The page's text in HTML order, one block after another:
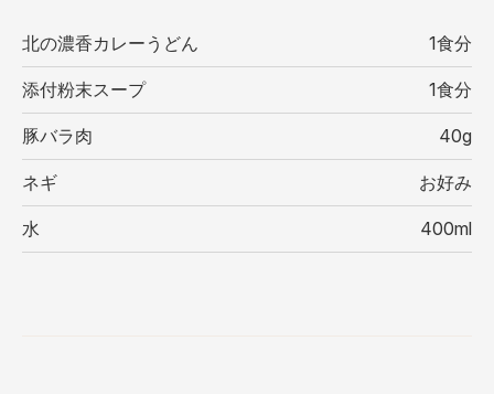
北の濃香カレーうどん 1食分
添付粉末スープ 1食分
豚バラ肉 40g
ネギ お好み
水 400ml